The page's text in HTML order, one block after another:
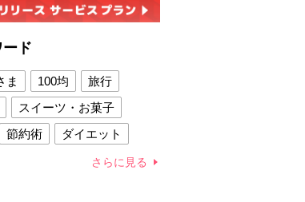
ド
ま 100均
旅行
スイーツ・お菓子
節約術
ダイエット
さらに見る